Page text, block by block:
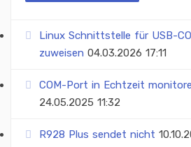
Linux Schnittstelle für USB-
zuweisen 04.03.2026 17:11
COM-Port in Echtzeit
24.05.2025 11:32
R928 Plus sendet nicht